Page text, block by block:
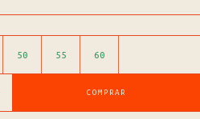
50 55 60